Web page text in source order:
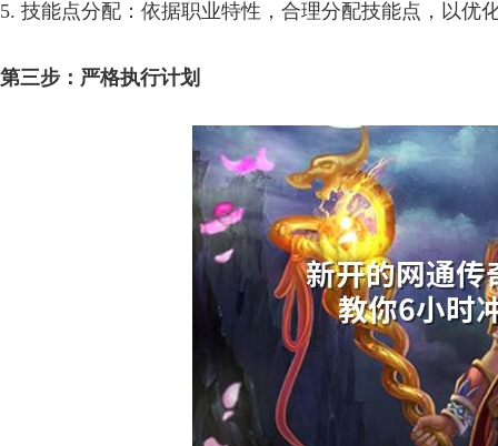
5. 技能点分配：依据职业特性，合理分配技能点，以优
第三步：严格执行计划